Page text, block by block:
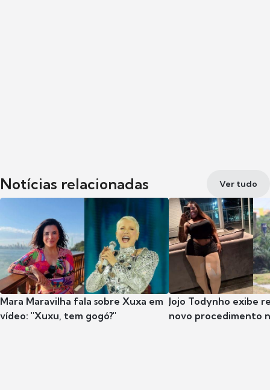
Notícias relacionadas Ver tudo
Mara Maravilha fala sobre Xuxa em
vídeo: "Xuxu, tem gogó?"
Jojo Todynho exibe
novo procedimento